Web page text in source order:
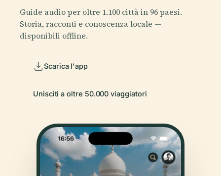
Guide audio per oltre 1.100 città in 96 paesi.
Storia, racconti e conoscenza locale —
disponibili offline.
Scarica l'app
Unisciti a oltre 50.000 viaggiatori